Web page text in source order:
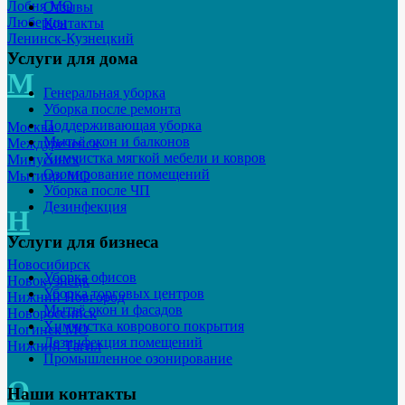
Лобня МО
Люберцы
Ленинск-Кузнецкий
М
Москва
Междуреченск
Минусинск
Мытищи МО
Н
Новосибирск
Новокузнецк
Нижний Новгород
Новороссийск
Ногинск МО
Нижний Тагил
О
Отзывы
Контакты
Услуги для дома
Генеральная уборка
Уборка после ремонта
Поддерживающая уборка
Мытьё окон и балконов
Химчистка мягкой мебели и ковров
Озонирование помещений
Уборка после ЧП
Дезинфекция
Услуги для бизнеса
Уборка офисов
Уборка торговых центров
Мытьё окон и фасадов
Химчистка коврового покрытия
Дезинфекция помещений
Промышленное озонирование
Наши контакты